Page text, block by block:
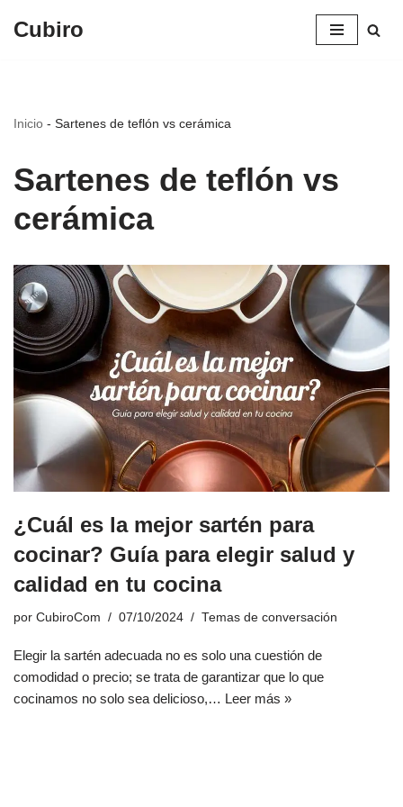
Cubiro
Inicio - Sartenes de teflón vs cerámica
Sartenes de teflón vs
cerámica
¿Cuál es la mejor sartén para
cocinar? Guía para elegir salud y
calidad en tu cocina
por CubiroCom 07/10/2024 Temas de conversación
Elegir la sartén adecuada no es solo una cuestión de
comodidad o precio; se trata de garantizar que lo que
cocinamos no solo sea delicioso,… Leer más »